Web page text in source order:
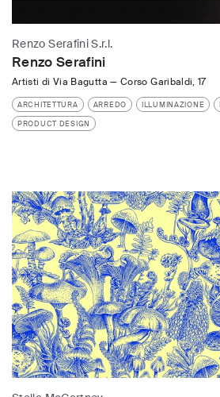
Renzo Serafini S.r.l.
Renzo Serafini
Artisti di Via Bagutta —Corso Garibaldi, 17
ARCHITETTURA ARREDO ILLUMINAZIONE
PRODUCT DESIGN